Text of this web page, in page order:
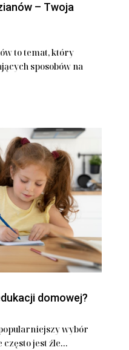
– Twoja
to temat, który
sposobów na
domowej?
wybór
jest źle...